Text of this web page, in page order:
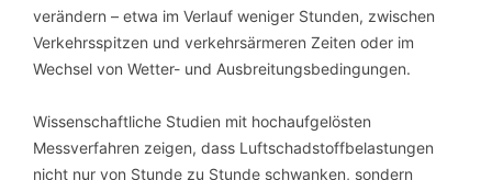
verändern – etwa im Verlauf weniger Stunden, zwischen
Verkehrsspitzen und verkehrsärmeren Zeiten oder im
Wechsel von Wetter- und Ausbreitungsbedingungen.
Wissenschaftliche Studien mit hochaufgelösten
Messverfahren zeigen, dass Luftschadstoffbelastungen
nicht nur von Stunde zu Stunde schwanken, sondern